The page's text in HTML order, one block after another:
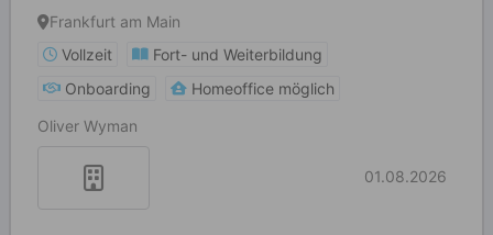
Frankfurt am Main
Vollzeit
Fort- und Weiterbildung
Onboarding
Homeoffice möglich
Oliver Wyman
01.08.2026